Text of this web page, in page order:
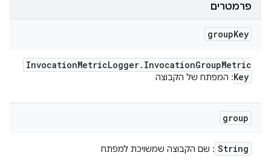
פרמטרים
groupKey
InvocationMetricLogger. InvocationGroupMetric
Key: המפתח של הקבוצה
group
String : שם הקבוצה שמשויכת למפתח